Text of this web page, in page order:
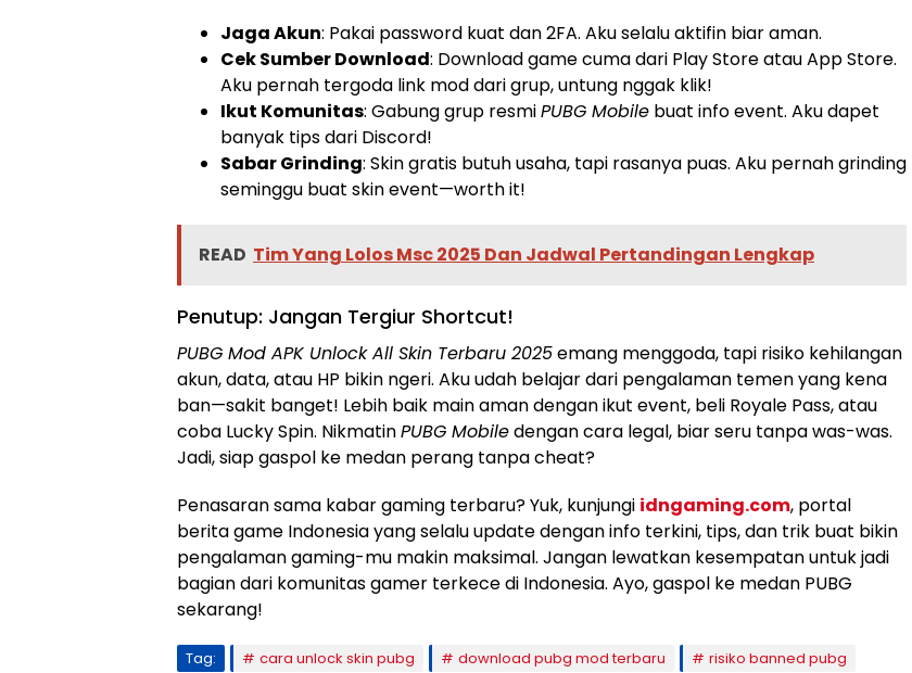
Jaga Akun: Pakai password kuat dan 2FA. Aku selalu aktifin biar aman.
Cek Sumber Download: Download game cuma dari Play Store atau App Store.
Aku pernah tergoda link mod dari grup, untung nggak klik!
Ikut Komunitas: Gabung grup resmiPUBG Mobile buat info event. Aku dapet
banyak tips dari Discord!
Sabar Grinding: Skin gratis butuh usaha, tapi rasanya puas. Aku pernah grinding
seminggu buat skin event—worth it!
READ Tim Yang Lolos Msc 2025 Dan Jadwal Pertandingan Lengkap
Penutup: Jangan Tergiur Shortcut!
PUBG Mod APK Unlock All Skin Terbaru 2025emang menggoda, tapi risiko kehilangan
akun, data, atau HP bikin ngeri. Aku udah belajar dari pengalaman temen yang kena
ban—sakit banget! Lebih baik main aman dengan ikut event, beli Royale Pass, atau
coba Lucky Spin. NikmatinPUBG Mobiledengan cara legal, biar seru tanpa was-was.
Jadi, siap gaspol ke medan perang tanpa cheat?
Penasaran sama kabar gaming terbaru? Yuk, kunjungi idngaming.com, portal
berita game Indonesia yang selalu update dengan info terkini, tips, dan trik buat bikin
pengalaman gaming-mu makin maksimal. Jangan lewatkan kesempatan untuk jadi
bagian dari komunitas gamer terkece di Indonesia. Ayo, gaspol ke medan PUBG
sekarang!
Tag: cara unlock skin pubg download pubg mod terbaru risiko banned pubg